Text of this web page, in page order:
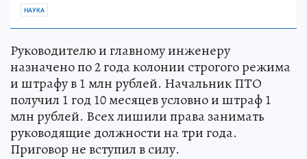
НАУКА
Руководителю и главному инженеру
назначено по 2 года колонии строгого режима
и штрафу в 1 млн рублей. Начальник ПТО
получил 1 год 10 месяцев условно и штраф 1
млн рублей. Всех лишили права занимать
руководящие должности на три года.
Приговор не вступил в силу.